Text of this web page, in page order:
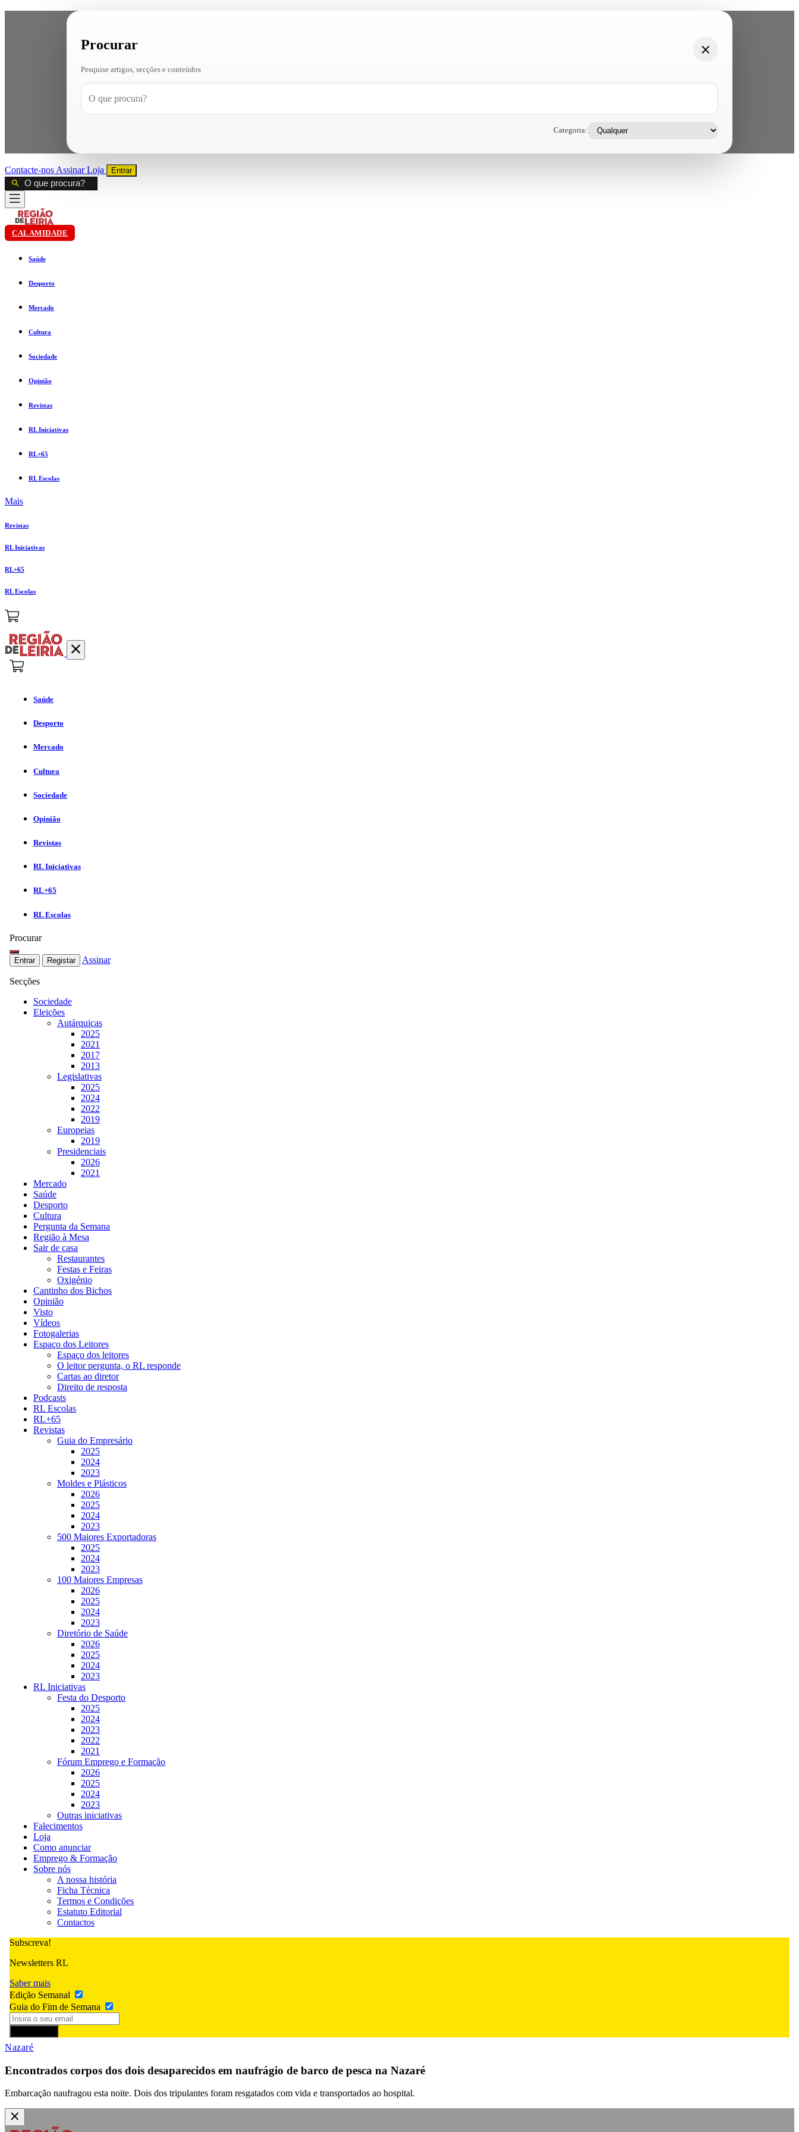
Procurar
Pesquise artigos, secções e conteúdos
Categoria:
Contacte-nos AssinarLoja Entrar
CALAMIDADE
Saúde
Desporto
Mercado
Cultura
Sociedade
Opinião
Revistas
RL Iniciativas
RL+65
RL Escolas
Mais
Revistas
RL Iniciativas
RL+65
RL Escolas
Saúde
Desporto
Mercado
Cultura
Sociedade
Opinião
Revistas
RL Iniciativas
RL+65
RL Escolas
Procurar
Entrar Registar Assinar
Secções
Sociedade
Eleições
Autárquicas
2025
2021
2017
2013
Legislativas
2025
2024
2022
2019
Europeias
2019
Presidenciais
2026
2021
Mercado
Saúde
Desporto
Cultura
Pergunta da Semana
Região à Mesa
Sair de casa
Restaurantes
Festas e Feiras
Oxigénio
Cantinho dos Bichos
Opinião
Visto
Vídeos
Fotogalerias
Espaço dos Leitores
Espaço dos leitores
O leitor pergunta, o RL responde
Cartas ao diretor
Direito de resposta
Podcasts
RL Escolas
RL+65
Revistas
Guia do Empresário
2025
2024
2023
Moldes e Plásticos
2026
2025
2024
2023
500 Maiores Exportadoras
2025
2024
2023
100 Maiores Empresas
2026
2025
2024
2023
Diretório de Saúde
2026
2025
2024
2023
RL Iniciativas
Festa do Desporto
2025
2024
2023
2022
2021
Fórum Emprego e Formação
2026
2025
2024
2023
Outras iniciativas
Falecimentos
Loja
Como anunciar
Emprego & Formação
Sobre nós
A nossa história
Ficha Técnica
Termos e Condições
Estatuto Editorial
Contactos
Subscreva!
Newsletters RL
Saber mais
Edição Semanal
Guia do Fim de Semana
Nazaré
Encontrados corpos dos dois desaparecidos em naufrágio de barco de pesca na Nazaré
Embarcação naufragou esta noite. Dois dos tripulantes foram resgatados com vida e transportados ao hospital.